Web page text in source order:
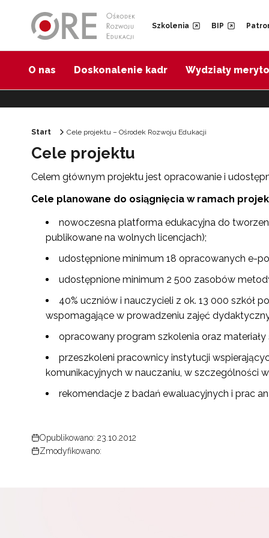
Szkolenia BIP
O nas Doskonalenie kadr Wydziały
Start Cele projektu – Ośrodek Rozwoju Edukacji
Cele projektu
Celem głównym projektu jest opracowanie i
Cele planowane do osiągnięcia w ramach
nowoczesna platforma edukacyjna do
publikowane na wolnych licencjach);
udostępnione minimum 18 opracowanych e-
udostępnione minimum 2 500 zasobów
40% uczniów i nauczycieli z ok. 13 000 szkół
wspomagające w prowadzeniu zajęć
opracowany program szkolenia oraz
przeszkoleni pracownicy instytucji
komunikacyjnych w nauczaniu, w szczególności
rekomendacje z badań ewaluacyjnych i prac
Opublikowano: 23.10.2012
Zmodyfikowano: